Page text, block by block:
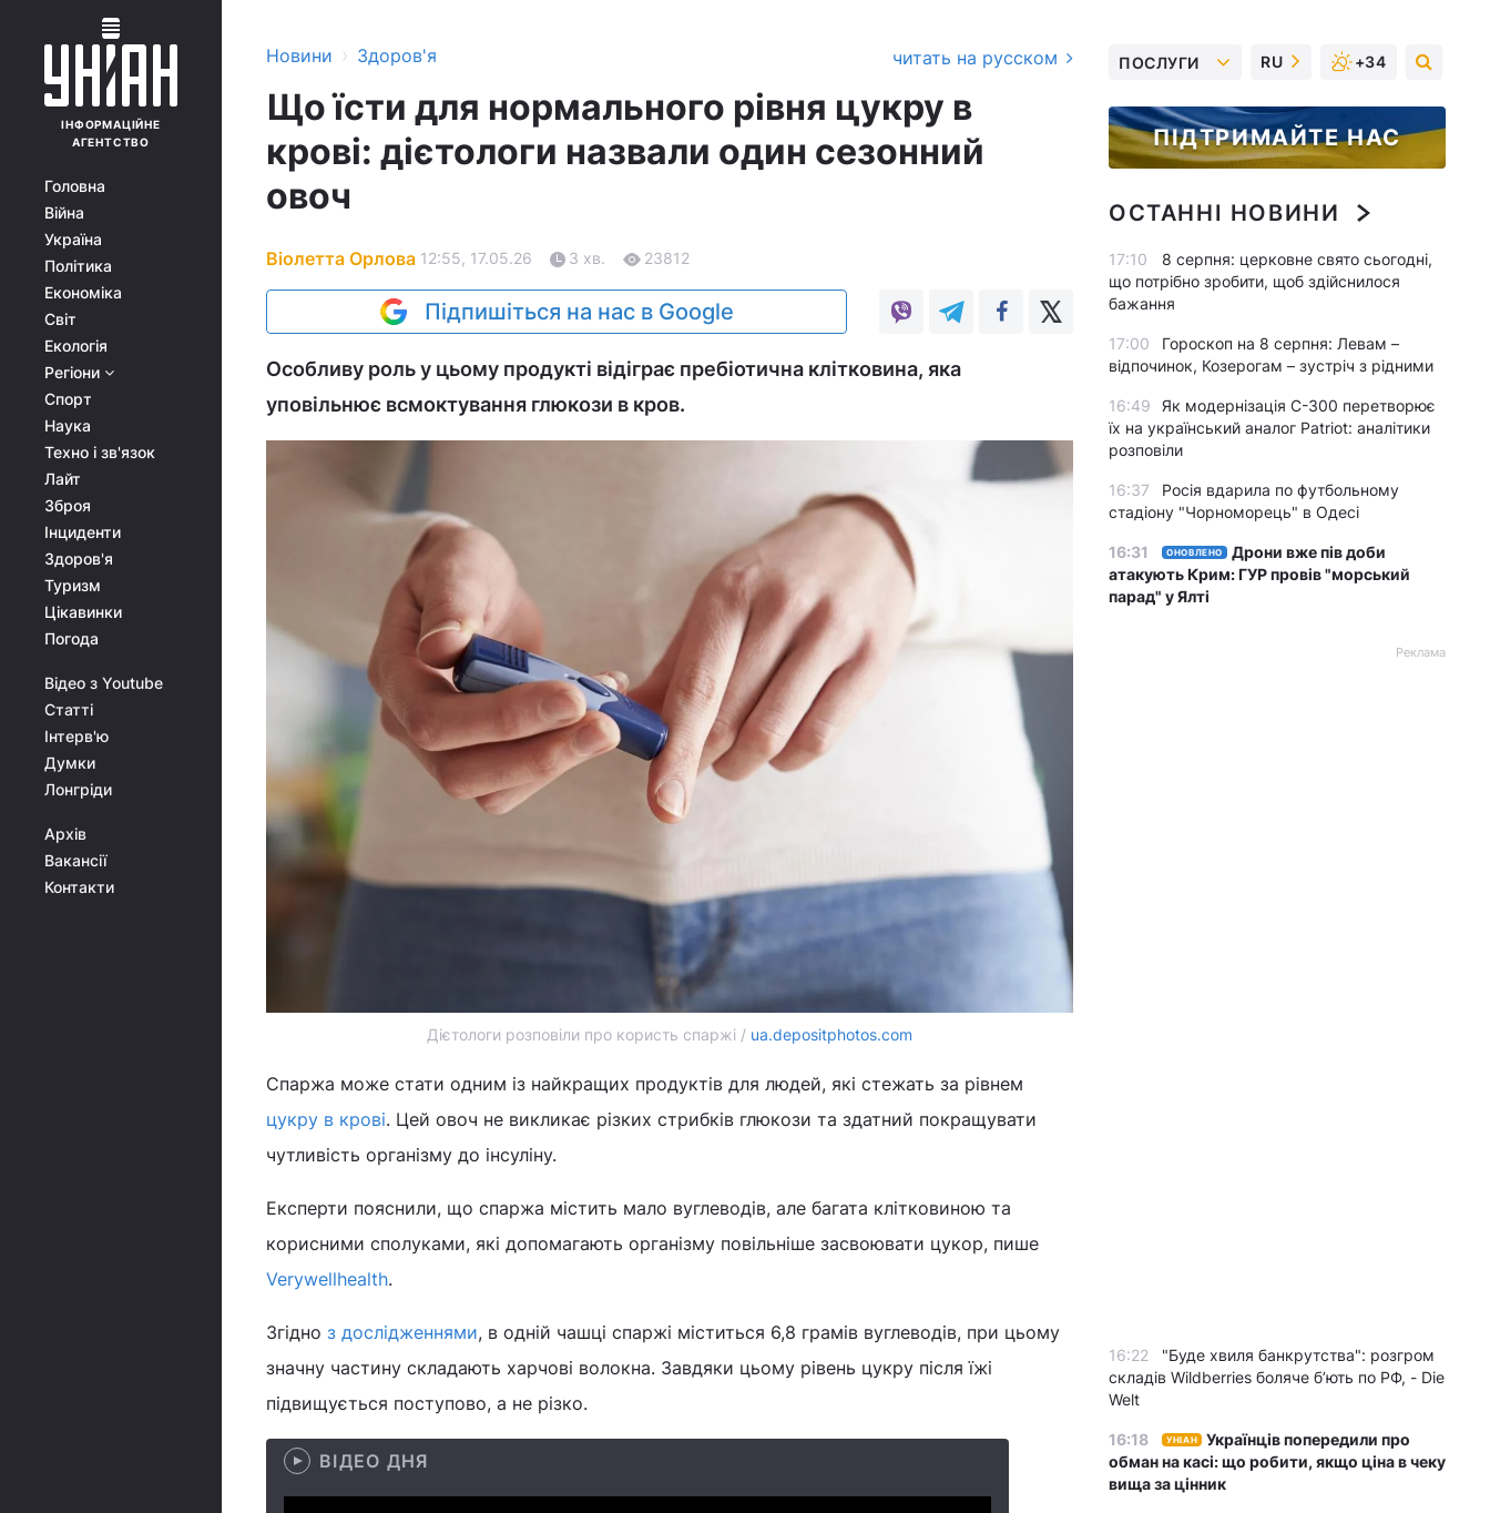
ІНФОРМАЦІЙНЕ
АГЕНТСТВО
Головна
Війна
Україна
Політика
Економіка
Світ
Екологія
Регіони
Спорт
Наука
Техно і зв'язок
Лайт
Зброя
Інциденти
Здоров'я
Туризм
Цікавинки
Погода
Відео з Youtube
Статті
Інтерв'ю
Думки
Лонгріди
Архів
Вакансії
Контакти
Новини › Здоров'я читать на русском
Що їсти для нормального рівня цукру в
крові: дієтологи назвали один сезонний
овоч
Віолетта Орлова 12:55, 17.05.26 3 хв. 23812
Підпишіться на нас в Google
Особливу роль у цьому продукті відіграє пребіотична клітковина, яка
уповільнює всмоктування глюкози в кров.
Дієтологи розповіли про користь спаржі / ua.depositphotos.com
Спаржа може стати одним із найкращих продуктів для людей, які стежать за рівнем
цукру в крові. Цей овоч не викликає різких стрибків глюкози та здатний покращувати
чутливість організму до інсуліну.
Експерти пояснили, що спаржа містить мало вуглеводів, але багата клітковиною та
корисними сполуками, які допомагають організму повільніше засвоювати цукор, пише
Verywellhealth.
Згідно з дослідженнями, в одній чашці спаржі міститься 6,8 грамів вуглеводів, при цьому
значну частину складають харчові волокна. Завдяки цьому рівень цукру після їжі
підвищується поступово, а не різко.
ВІДЕО ДНЯ
ПОСЛУГИ RU +34
ПІДТРИМАЙТЕ НАС
ОСТАННІ НОВИНИ
17:10
8 серпня: церковне свято сьогодні,
що потрібно зробити, щоб здійснилося
бажання
17:00
Гороскоп на 8 серпня: Левам –
відпочинок, Козерогам – зустріч з рідними
16:49
Як модернізація С-300 перетворює
їх на український аналог Patriot: аналітики
розповіли
16:37
Росія вдарила по футбольному
стадіону "Чорноморець" в Одесі
16:31 ОНОВЛЕНО
Дрони вже пів доби
атакують Крим: ГУР провів "морський
парад" у Ялті
Реклама
16:22
"Буде хвиля банкрутства": розгром
складів Wildberries боляче бʼють по РФ, - Die
Welt
16:18 УНІАН
Українців попередили про
обман на касі: що робити, якщо ціна в чеку
вища за цінник